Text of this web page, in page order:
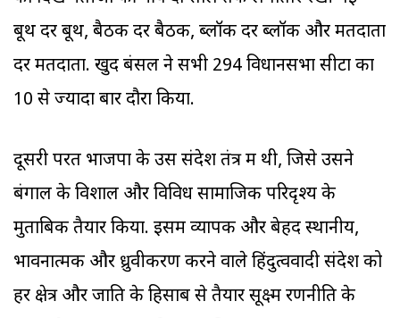
बूथ दर बूथ, बैठक दर बैठक, ब्लॉक दर ब्लॉक और मतदाता
दर मतदाता. खुद बंसल ने सभी 294 विधानसभा सीटों का
10 से ज्यादा बार दौरा किया.
दूसरी परत भाजपा के उस संदेश तंत्र में थी, जिसे उसने
बंगाल के विशाल और विविध सामाजिक परिदृश्य के
मुताबिक तैयार किया. इसमें व्यापक और बेहद स्थानीय,
भावनात्मक और ध्रुवीकरण करने वाले हिंदुत्ववादी संदेश को
हर क्षेत्र और जाति के हिसाब से तैयार सूक्ष्म रणनीति के